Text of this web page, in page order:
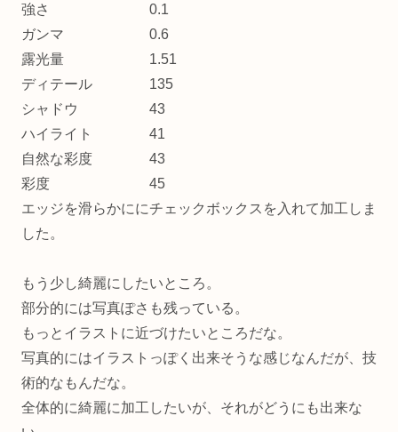
強さ 0.1
ガンマ 0.6
露光量 1.51
ディテール 135
シャドウ 43
ハイライト 41
自然な彩度 43
彩度 45
エッジを滑らかににチェックボックスを入れて加工しま
した。
もう少し綺麗にしたいところ。
部分的には写真ぽさも残っている。
もっとイラストに近づけたいところだな。
写真的にはイラストっぽく出来そうな感じなんだが、技
術的なもんだな。
全体的に綺麗に加工したいが、それがどうにも出来な